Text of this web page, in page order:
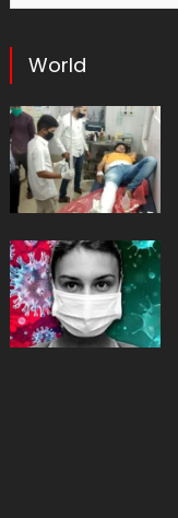
World